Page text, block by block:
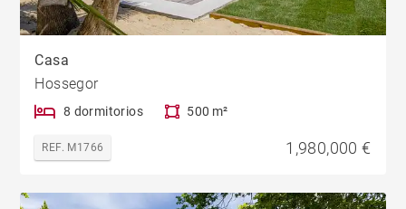
Casa
Hossegor
8 dormitorios 500 m²
REF. M1766 1,980,000 €